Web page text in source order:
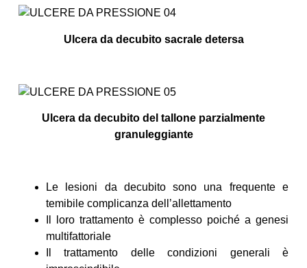
Ulcera da decubito sacrale detersa
Ulcera da decubito del tallone parzialmente
granuleggiante
Le lesioni da decubito sono una frequente e
temibile complicanza dell’allettamento
Il loro trattamento è complesso poiché a genesi
multifattoriale
Il trattamento delle condizioni generali è